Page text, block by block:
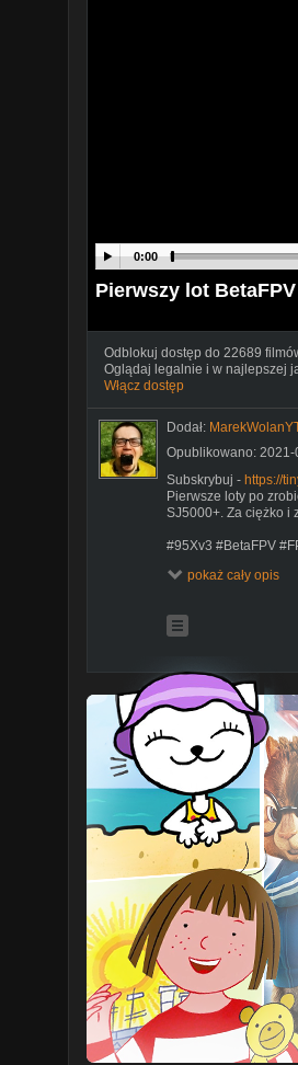
0:00
Pierwszy lot
Odblokuj dostęp do 22689
Oglądaj legalnie i w najlepszej
Włącz dostęp
Dodał:
Opublikowano: 2021-
Subskrybuj - https://
Pierwsze loty po
SJ5000+. Za ciężko i
#95Xv3 #BetaFPV
Jak spodobał się film
Jeśli chcesz mnie
chcecie pomóc to
Oficjalna strona
Social Media:
INSTAGRAM:https://
FACEBOOK:https://
Zapraszam do
Marek W.
Sprzęt / equipment:
Kamera do zdań
Kamera do
Aparat - Panasonic
Obieltyw - Panasonic
Mikrofon - RØDE
Filtr ND - FOTGA
Statyw -
Lampa RGB - RGB
Music licensed by
Stairway - Patrick
pokaż cały opis